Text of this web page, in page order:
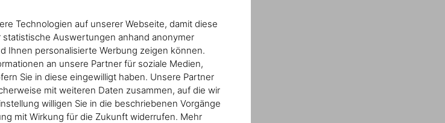
Technologien auf unserer Webseite, damit diese
Auswertungen anhand anonymer
Ihnen personalisierte Werbung zeigen können.
an unsere Partner für soziale Medien,
Sie in diese eingewilligt haben. Unsere Partner
mit weiteren Daten zusammen, auf die wir
willigen Sie in die beschriebenen Vorgänge
mit Wirkung für die Zukunft widerrufen. Mehr